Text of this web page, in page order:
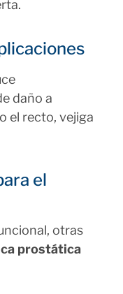
daño a
el recto, vejiga
el
otras
prostática